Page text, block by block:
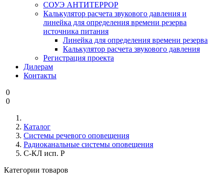
СОУЭ АНТИТЕРРОР
Калькулятор расчета звукового давления и
линейка для определения времени резерва
источника питания
Линейка для определения времени резерва
Калькулятор расчета звукового давления
Регистрация проекта
Дилерам
Контакты
0
0
Каталог
Системы речевого оповещения
Радиоканальные системы оповещения
С-КЛ исп. Р
Категории товаров